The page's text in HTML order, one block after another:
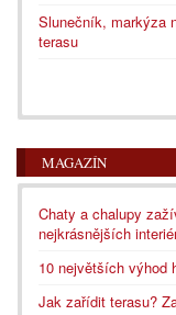
Slunečník, markýza
terasu
MAGAZÍN
Chaty a chalupy
nejkrásnějších
10 největších výhod
Jak zařídit terasu?